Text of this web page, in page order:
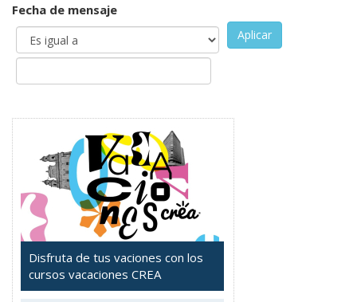
Fecha de mensaje
Aplicar
Disfruta de tus vaciones con los
cursos vacaciones CREA